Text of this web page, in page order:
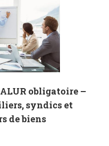
obligatoire –
syndics et
de biens